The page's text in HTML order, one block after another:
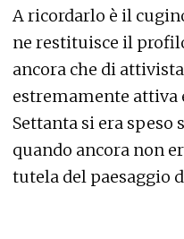
A ricordarlo è il
ne restituisce il
ancora che di
estremamente attiva
Settanta si era
quando ancora non
tutela del paesaggio